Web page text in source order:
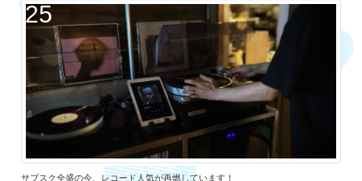
25
サブスク全盛の今、レコード人気が再燃しています！